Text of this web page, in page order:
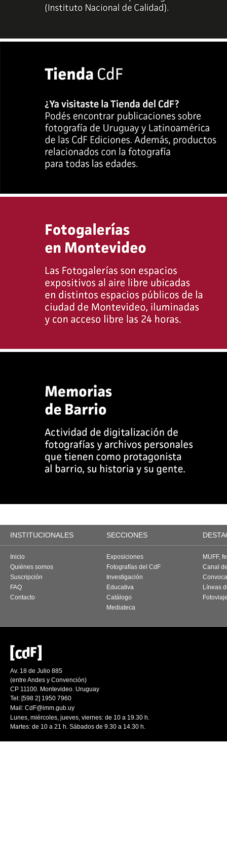
INSTITUCIONALES SECCIONES
Inicio
Quiénes somos
Suscripción
FAQ
Contacto
Exposiciones
Fotografías del CdF
Investigación
Educativa
Catálogo
Mediateca
MUFF,
Canal
Líneas
Av. 18 de Julio 885
(entre Andes y Convención)
CP 11100. Montevideo. Uruguay
Tel: [598 2] 1950 7960
Mail: CdF@imm.gub.uy
Lunes, miércoles, jueves, viernes: de 10 a 19.30 h.
Martes: de 10 a 21 h. Sábados de 9.30 a 14.30 h.